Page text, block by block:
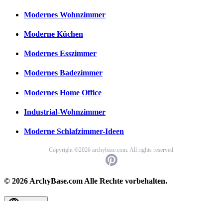
Modernes Wohnzimmer
Moderne Küchen
Modernes Esszimmer
Modernes Badezimmer
Modernes Home Office
Industrial-Wohnzimmer
Moderne Schlafzimmer-Ideen
Copyright ©2026 archybase.com. All rights reserved.
© 2026 ArchyBase.com Alle Rechte vorbehalten.